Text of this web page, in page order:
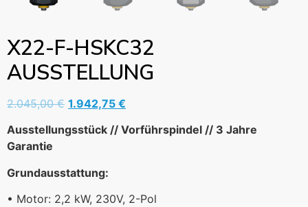
X22-F-HSKC32
AUSSTELLUNG
2.045,00€ 1.942,75 €
Ausstellungsstück // Vorführspindel // 3 Jahre
Garantie
Grundausstattung:
• Motor: 2,2 kW, 230V, 2-Pol